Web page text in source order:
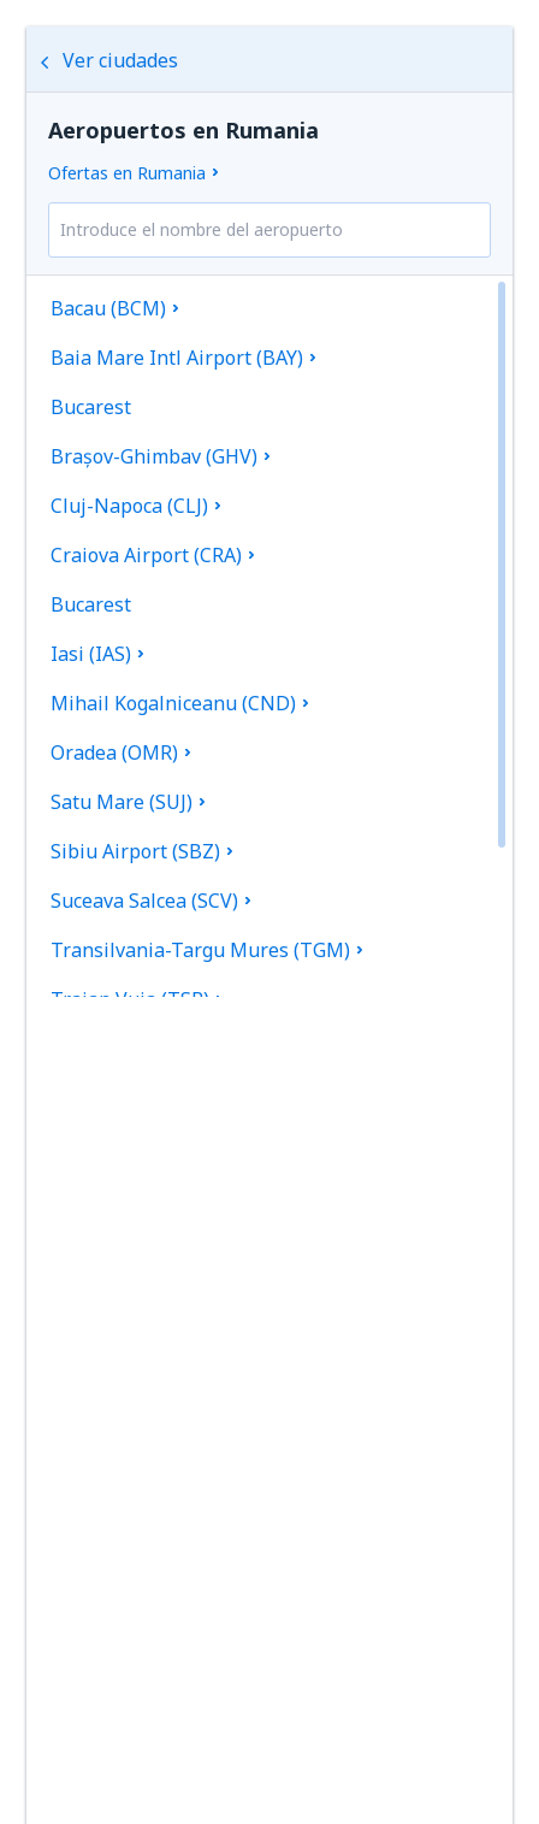
Ver ciudades
Aeropuertos en Rumania
Ofertas en Rumania
Bacau (BCM)
Baia Mare Intl Airport (BAY)
Bucarest
Brașov-Ghimbav (GHV)
Cluj-Napoca (CLJ)
Craiova Airport (CRA)
Bucarest
Iasi (IAS)
Mihail Kogalniceanu (CND)
Oradea (OMR)
Satu Mare (SUJ)
Sibiu Airport (SBZ)
Suceava Salcea (SCV)
Transilvania-Targu Mures (TGM)
Traian Vuia (TSR)